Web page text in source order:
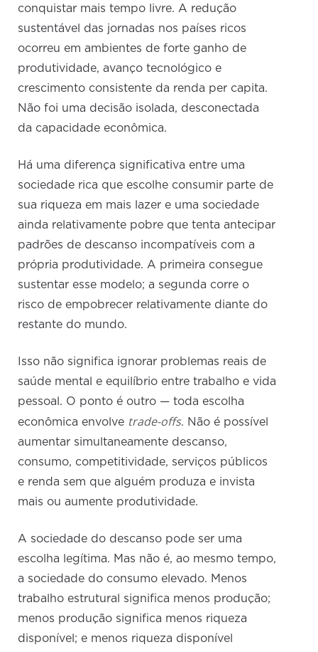
conquistar mais tempo livre. A redução
sustentável das jornadas nos países ricos
ocorreu em ambientes de forte ganho de
produtividade, avanço tecnológico e
crescimento consistente da renda per capita.
Não foi uma decisão isolada, desconectada
da capacidade econômica.
Há uma diferença significativa entre uma
sociedade rica que escolhe consumir parte de
sua riqueza em mais lazer e uma sociedade
ainda relativamente pobre que tenta antecipar
padrões de descanso incompatíveis com a
própria produtividade. A primeira consegue
sustentar esse modelo; a segunda corre o
risco de empobrecer relativamente diante do
restante do mundo.
Isso não significa ignorar problemas reais de
saúde mental e equilíbrio entre trabalho e vida
pessoal. O ponto é outro — toda escolha
econômica envolve trade-offs. Não é possível
aumentar simultaneamente descanso,
consumo, competitividade, serviços públicos
e renda sem que alguém produza e invista
mais ou aumente produtividade.
A sociedade do descanso pode ser uma
escolha legítima. Mas não é, ao mesmo tempo,
a sociedade do consumo elevado. Menos
trabalho estrutural significa menos produção;
menos produção significa menos riqueza
disponível; e menos riqueza disponível